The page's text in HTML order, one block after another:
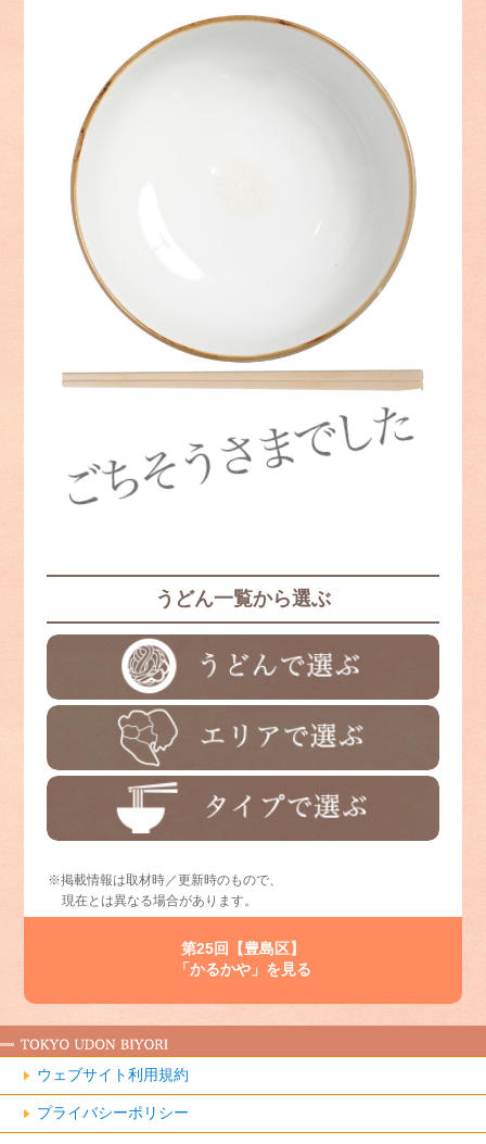
第25回【豊島区】
「かるかや」を見る
※掲載情報は取材時／更新時のもので、
現在とは異なる場合があります。
うどん一覧から選ぶ
ウェブサイト利用規約
プライバシーポリシー